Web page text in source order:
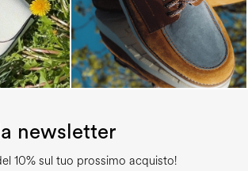
newsletter
10% sul tuo prossimo acquisto!